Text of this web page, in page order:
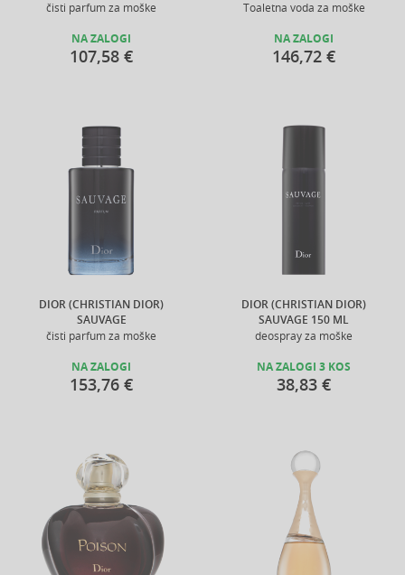
čisti parfum za moške
NA ZALOGI
107,58 €
Toaletna voda za moške
NA ZALOGI
146,72 €
DIOR (CHRISTIAN DIOR)
SAUVAGE
čisti parfum za moške
NA ZALOGI
153,76 €
DIOR (CHRISTIAN DIOR)
SAUVAGE 150 ML
deospray za moške
NA ZALOGI 3 KOS
38,83 €